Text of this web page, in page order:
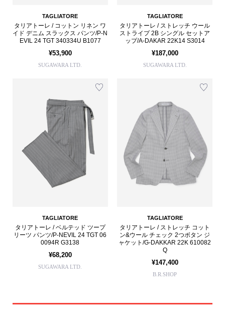
TAGLIATORE
タリアトーレ / コットン リネン ワ
イド デニム スラックス パンツ/P-N
EVIL 24 TGT 340334U B1077
¥53,900
SUGAWARA LTD.
TAGLIATORE
タリアトーレ / ストレッチ ウール
ストライプ 2B シングル セットア
ップ/A-DAKAR 22K14 S3014
¥187,000
SUGAWARA LTD.
TAGLIATORE
タリアトーレ / ベルテッド ツープ
リーツ パンツ/P-NEVIL 24 TGT 06
0094R G3138
¥68,200
SUGAWARA LTD.
TAGLIATORE
タリアトーレ / ストレッチ コット
ン&ウール チェック 2つボタン ジ
ャケット/G-DAKKAR 22K 610082
Q
¥147,400
B.R.SHOP